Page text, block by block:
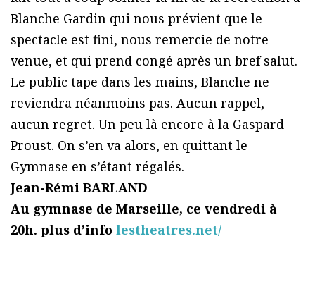
Blanche Gardin qui nous prévient que le
spectacle est fini, nous remercie de notre
venue, et qui prend congé après un bref salut.
Le public tape dans les mains, Blanche ne
reviendra néanmoins pas. Aucun rappel,
aucun regret. Un peu là encore à la Gaspard
Proust. On s’en va alors, en quittant le
Gymnase en s’étant régalés.
Jean-Rémi BARLAND
Au gymnase de Marseille, ce vendredi à
20h. plus d’info lestheatres.net/